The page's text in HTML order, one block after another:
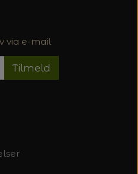
via e-mail
Tilmeld